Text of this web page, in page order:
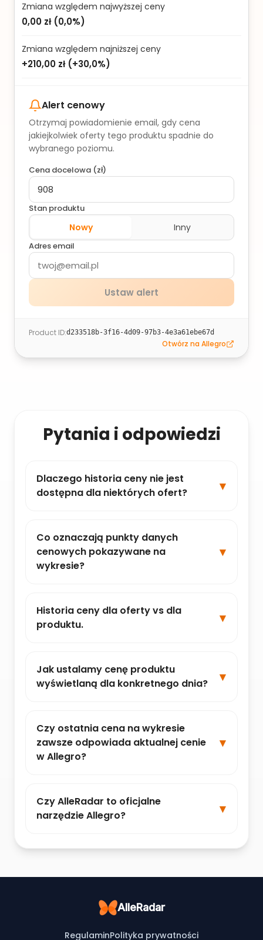
Zmiana względem najwyższej ceny
0,00 zł(0,0%)
Zmiana względem najniższej ceny
+210,00 zł(+30,0%)
Alert cenowy
Otrzymaj powiadomienie email, gdy cena
jakiejkolwiek oferty tego produktu spadnie do
wybranego poziomu.
Cena docelowa (zł)
Stan produktu
Nowy Inny
Adres email
Ustaw alert
Product ID:d233518b-3f16-4d09-97b3-4e3a61ebe67d
Otwórz na Allegro
Pytania i odpowiedzi
Dlaczego historia ceny nie jest
dostępna dla niektórych ofert?
Co oznaczają punkty danych
cenowych pokazywane na
wykresie?
Historia ceny dla oferty vs dla
produktu.
Jak ustalamy cenę produktu
wyświetlaną dla konkretnego dnia?
Czy ostatnia cena na wykresie
zawsze odpowiada aktualnej cenie
w Allegro?
Czy AlleRadar to oficjalne
narzędzie Allegro?
AlleRadar
RegulaminPolityka prywatności